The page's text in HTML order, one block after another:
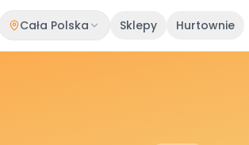
Cała Polska Sklepy Hurtownie